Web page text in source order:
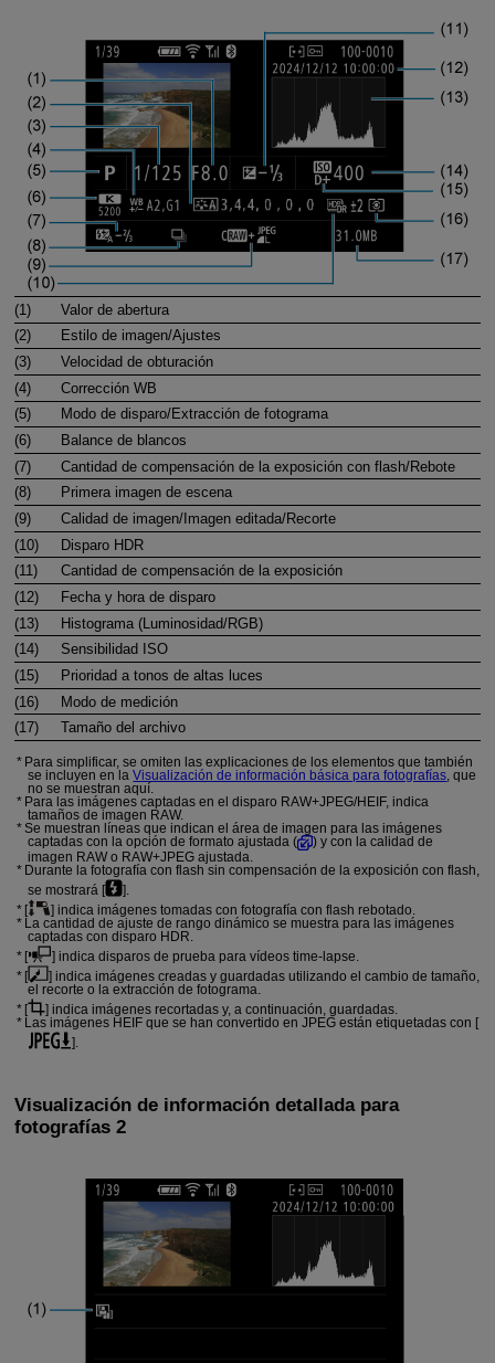
(1)
Valor de abertura
(2)
Estilo de imagen/Ajustes
(3)
Velocidad de obturación
(4)
Corrección WB
(5)
Modo de disparo/Extracción de fotograma
(6)
Balance de blancos
(7)
Cantidad de compensación de la exposición con flash/Rebote
(8)
Primera imagen de escena
(9)
Calidad de imagen/Imagen editada/Recorte
(10)
Disparo HDR
(11)
Cantidad de compensación de la exposición
(12)
Fecha y hora de disparo
(13)
Histograma (Luminosidad/RGB)
(14)
Sensibilidad ISO
(15)
Prioridad a tonos de altas luces
(16)
Modo de medición
(17)
Tamaño del archivo
Para simplificar, se omiten las explicaciones de los elementos que también
se incluyen en laVisualización de información básica para fotografías , que
no se muestran aquí.
Para las imágenes captadas en el disparo RAW+JPEG/HEIF, indica
tamaños de imagen RAW.
Se muestran líneas que indican el área de imagen para las imágenes
captadas con la opción de formato ajustada (
) y con la calidad de
imagen RAW o RAW+JPEG ajustada.
Durante la fotografía con flash sin compensación de la exposición con flash,
se mostrará [
].
[
] indica imágenes tomadas con fotografía con flash rebotado.
La cantidad de ajuste de rango dinámico se muestra para las imágenes
captadas con disparo HDR.
[
] indica disparos de prueba para vídeos time-lapse.
[
] indica imágenes creadas y guardadas utilizando el cambio de tamaño,
el recorte o la extracción de fotograma.
[
] indica imágenes recortadas y, a continuación, guardadas.
Las imágenes HEIF que se han convertido en JPEG están etiquetadas con [
].
Visualización de información detallada para
fotografías 2